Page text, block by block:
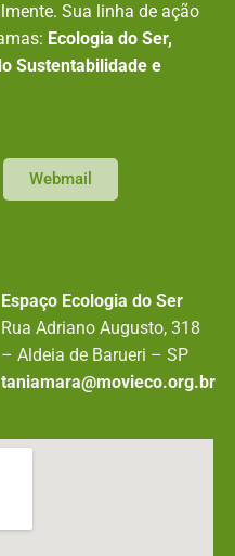
Sua linha de ação
Ecologia do Ser,
Sustentabilidade e
Webmail
Espaço Ecologia do Ser
Rua Adriano Augusto, 318
– Aldeia de Barueri – SP
taniamara@movieco.org.br